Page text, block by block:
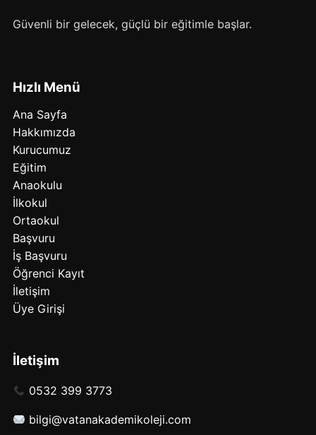
Güvenli bir gelecek, güçlü bir eğitimle başlar.
Hızlı Menü
Ana Sayfa
Hakkımızda
Kurucumuz
Eğitim
Anaokulu
İlkokul
Ortaokul
Başvuru
İş Başvuru
Öğrenci Kayıt
İletişim
Üye Girişi
İletişim
0532 399 3773
bilgi@vatanakademikoleji.com